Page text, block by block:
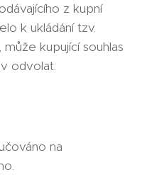
z kupní
k ukládání tzv.
kupující souhlas
odvolat.
na